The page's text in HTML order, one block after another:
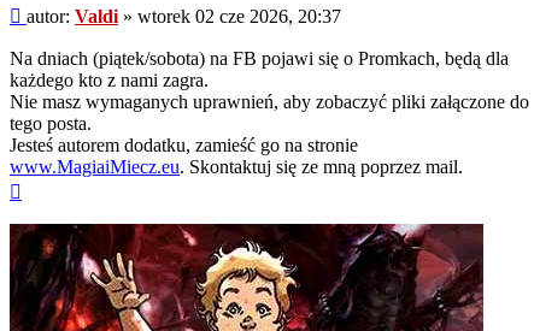
Post
autor: Valdi » wtorek 02 cze 2026, 20:37
Na dniach (piątek/sobota) na FB pojawi się o Promkach, będą dla
każdego kto z nami zagra.
Nie masz wymaganych uprawnień, aby zobaczyć pliki załączone do
tego posta.
Jesteś autorem dodatku, zamieść go na stronie
www.MagiaiMiecz.eu. Skontaktuj się ze mną poprzez mail.